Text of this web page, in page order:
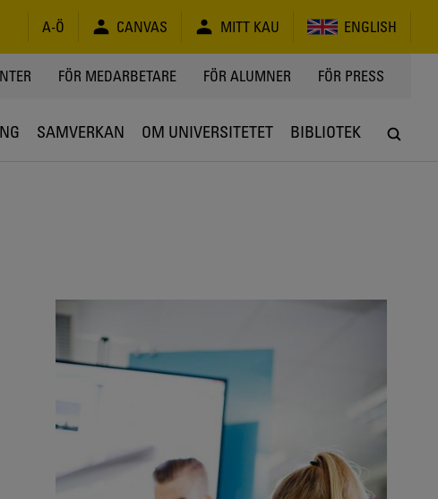
A-Ö CANVAS MITT KAU ENGLISH
FÖR MEDARBETARE FÖR ALUMNER FÖR PRESS
SAMVERKAN OM UNIVERSITETET BIBLIOTEK